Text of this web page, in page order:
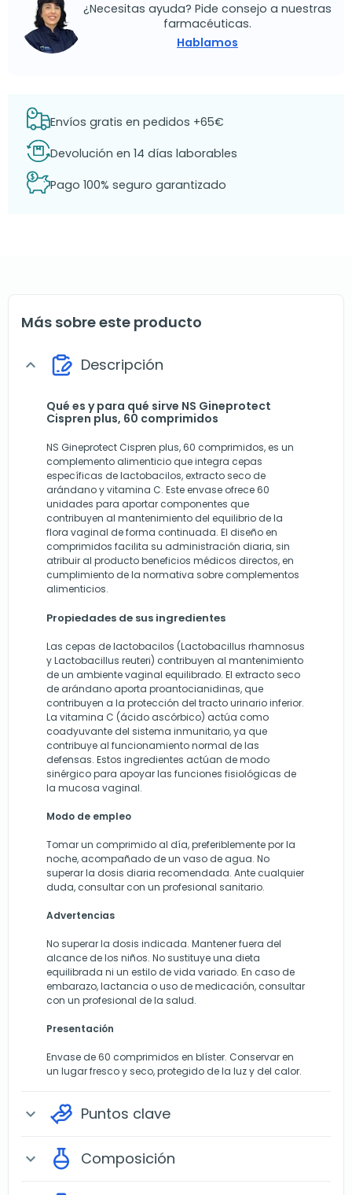
¿Necesitas ayuda? Pide consejo a nuestras
farmacéuticas.
Hablamos
Envíos gratis en pedidos +65€
Devolución en 14 días laborables
Pago 100% seguro garantizado
Más sobre este producto
expand_more Descripción
Qué es y para qué sirve NS Gineprotect
Cispren plus, 60 comprimidos
NS Gineprotect Cispren plus, 60 comprimidos, es un
complemento alimenticio que integra cepas
específicas de lactobacilos, extracto seco de
arándano y vitamina C. Este envase ofrece 60
unidades para aportar componentes que
contribuyen al mantenimiento del equilibrio de la
flora vaginal de forma continuada. El diseño en
comprimidos facilita su administración diaria, sin
atribuir al producto beneficios médicos directos, en
cumplimiento de la normativa sobre complementos
alimenticios.
Propiedades de sus ingredientes
Las cepas de lactobacilos (Lactobacillus rhamnosus
y Lactobacillus reuteri) contribuyen al mantenimiento
de un ambiente vaginal equilibrado. El extracto seco
de arándano aporta proantocianidinas, que
contribuyen a la protección del tracto urinario inferior.
La vitamina C (ácido ascórbico) actúa como
coadyuvante del sistema inmunitario, ya que
contribuye al funcionamiento normal de las
defensas. Estos ingredientes actúan de modo
sinérgico para apoyar las funciones fisiológicas de
la mucosa vaginal.
Modo de empleo
Tomar un comprimido al día, preferiblemente por la
noche, acompañado de un vaso de agua. No
superar la dosis diaria recomendada. Ante cualquier
duda, consultar con un profesional sanitario.
Advertencias
No superar la dosis indicada. Mantener fuera del
alcance de los niños. No sustituye una dieta
equilibrada ni un estilo de vida variado. En caso de
embarazo, lactancia o uso de medicación, consultar
con un profesional de la salud.
Presentación
Envase de 60 comprimidos en blíster. Conservar en
un lugar fresco y seco, protegido de la luz y del calor.
expand_more Puntos clave
expand_more Composición